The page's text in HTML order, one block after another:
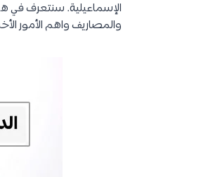
الإسماعيلية. سنتعرف في
والمصاريف واهم الأمور